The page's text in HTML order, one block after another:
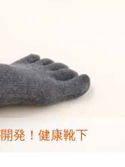
発！健康靴下